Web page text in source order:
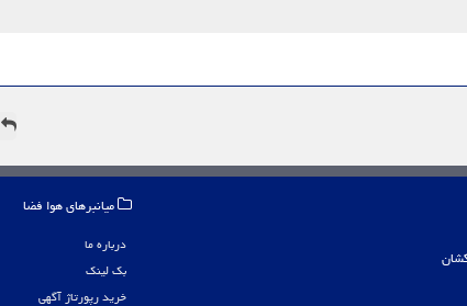
میانبرهای هوا فضا
درباره ما
بک لینک
خرید رپورتاژ آگهی